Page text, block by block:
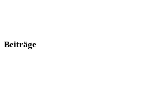
Beiträge